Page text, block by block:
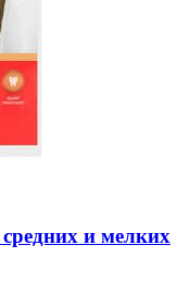
и мелких